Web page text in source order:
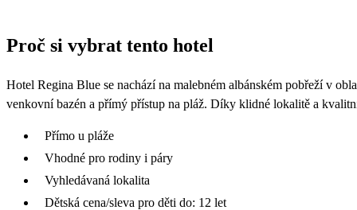
Proč si vybrat tento hotel
Hotel Regina Blue se nachází na malebném albánském pobřeží v
venkovní bazén a přímý přístup na pláž. Díky klidné lokalitě a
Přímo u pláže
Vhodné pro rodiny i páry
Vyhledávaná lokalita
Dětská cena/sleva pro děti do: 12 let